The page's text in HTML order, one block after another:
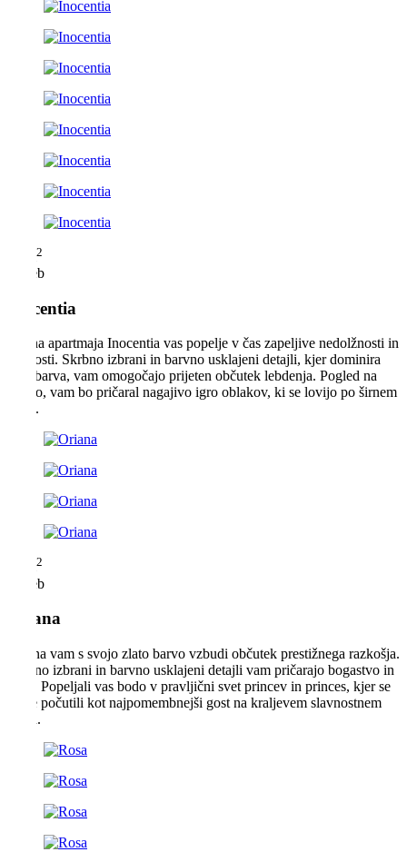
2
2 oseb
Inocentia
Belina apartmaja Inocentia vas popelje v čas zapeljive nedolžnosti in
nežnosti. Skrbno izbrani in barvno usklajeni detajli, kjer dominira
bela barva, vam omogočajo prijeten občutek lebdenja. Pogled na
belino, vam bo pričaral nagajivo igro oblakov, ki se lovijo po širnem
nebu.
2
2 oseb
Oriana
Oriana vam s svojo zlato barvo vzbudi občutek prestižnega razkošja.
Skrbno izbrani in barvno usklajeni detajli vam pričarajo bogastvo in
blišč. Popeljali vas bodo v pravljični svet princev in princes, kjer se
boste počutili kot najpomembnejši gost na kraljevem slavnostnem
plesu.